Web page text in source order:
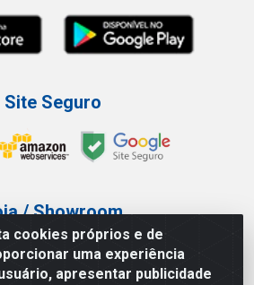
cookies próprios e de
uma experiência
apresentar publicidade
Site Seguro
/ Showroom
Tel.: (11) 3227-0546
597 - Pari - São Paulo/SP